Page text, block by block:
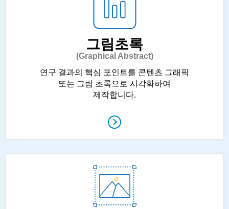
그림초록
(Graphical Abstract)
연구 결과의 핵심 포인트를 콘텐츠 그래픽
또는 그림 초록으로 시각화하여
제작합니다.